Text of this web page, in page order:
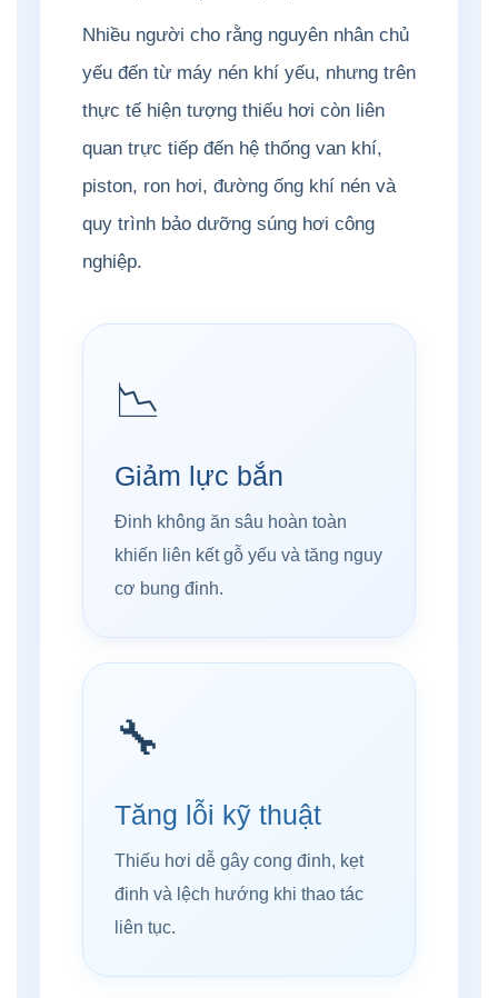
Nhiều người cho rằng nguyên nhân chủ
yếu đến từ máy nén khí yếu, nhưng trên
thực tế hiện tượng thiếu hơi còn liên
quan trực tiếp đến hệ thống van khí,
piston, ron hơi, đường ống khí nén và
quy trình bảo dưỡng súng hơi công
nghiệp.
📉
Giảm lực bắn
Đinh không ăn sâu hoàn toàn
khiến liên kết gỗ yếu và tăng nguy
cơ bung đinh.
🔧
Tăng lỗi kỹ thuật
Thiếu hơi dễ gây cong đinh, kẹt
đinh và lệch hướng khi thao tác
liên tục.